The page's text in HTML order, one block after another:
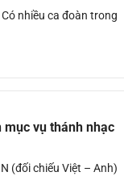
nhiều ca đoàn trong
mục vụ thánh nhạc
(đối chiếu Việt – Anh)